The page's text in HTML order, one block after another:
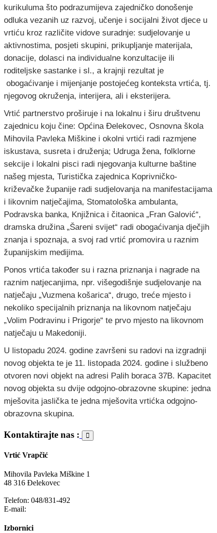
kurikuluma što podrazumijeva zajedničko donošenje
odluka vezanih uz razvoj, učenje i socijalni život djece u
vrtiću kroz različite vidove suradnje: sudjelovanje u
aktivnostima, posjeti skupini, prikupljanje materijala,
donacije, dolasci na individualne konzultacije ili
roditeljske sastanke i sl., a krajnji rezultat je
obogaćivanje i mijenjanje postojećeg konteksta vrtića, tj.
njegovog okruženja, interijera, ali i eksterijera.
Vrtić partnerstvo proširuje i na lokalnu i širu društvenu
zajednicu koju čine: Općina Đelekovec, Osnovna škola
Mihovila Pavleka Miškine i okolni vrtići radi razmjene
iskustava, susreta i druženja; Udruga žena, folklorne
sekcije i lokalni pisci radi njegovanja kulturne baštine
našeg mjesta, Turistička zajednica Koprivničko-
križevačke županije radi sudjelovanja na manifestacijama
i likovnim natječajima, Stomatološka ambulanta,
Podravska banka, Knjižnica i čitaonica „Fran Galović“,
dramska družina „Šareni svijet“ radi obogaćivanja dječjih
znanja i spoznaja, a svoj rad vrtić promovira u raznim
županijskim medijima.
Ponos vrtića također su i razna priznanja i nagrade na
raznim natjecanjima, npr. višegodišnje sudjelovanje na
natječaju „Vuzmena košarica“, drugo, treće mjesto i
nekoliko specijalnih priznanja na likovnom natječaju
„Volim Podravinu i Prigorje“ te prvo mjesto na likovnom
natječaju u Makedoniji.
U listopadu 2024. godine završeni su radovi na izgradnji
novog objekta te je 11. listopada 2024. godine i službeno
otvoren novi objekt na adresi Palih boraca 37B. Kapacitet
novog objekta su dvije odgojno-obrazovne skupine: jedna
mješovita jaslička te jedna mješovita vrtićka odgojno-
obrazovna skupina.
Kontaktirajte nas :
Vrtić Vrapčić
Mihovila Pavleka Miškine 1
48 316 Đelekovec
Telefon: 048/831-492
E-mail:
Izbornici